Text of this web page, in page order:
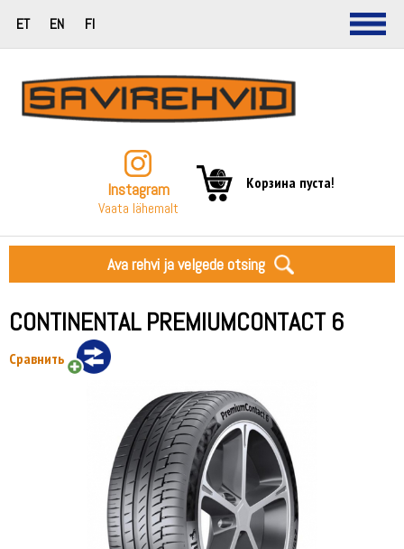
ET EN FI
Instagram
Vaata lähemalt
Корзина пуста!
Ava rehvi ja velgede otsing
CONTINENTAL PREMIUMCONTACT 6
Сравнить